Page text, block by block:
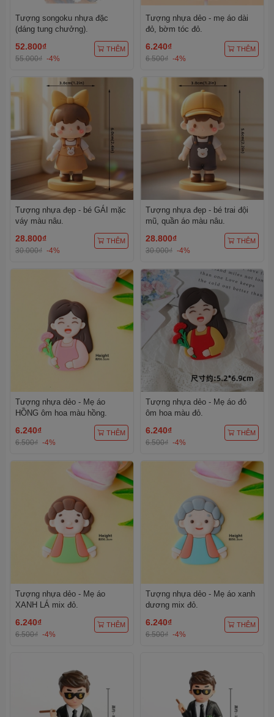
Tượng songoku nhựa đặc
(dáng tung chưởng).
52.800₫
55.000₫ -4%
THÊM
Tượng nhựa dẻo - mẹ áo dài
đỏ, bờm tóc đỏ.
6.240₫
6.500₫ -4%
THÊM
Tượng nhựa đẹp - bé GÁI mặc
váy màu nâu.
28.800₫
30.000₫ -4%
THÊM
Tượng nhựa đẹp - bé trai đội
mũ, quần áo màu nâu.
28.800₫
30.000₫ -4%
THÊM
Tượng nhựa dẻo - Mẹ áo
HỒNG ôm hoa màu hồng.
6.240₫
6.500₫ -4%
THÊM
Tượng nhựa dẻo - Mẹ áo đỏ
ôm hoa màu đỏ.
6.240₫
6.500₫ -4%
THÊM
Tượng nhựa dẻo - Mẹ áo
XANH LÁ mix đỏ.
6.240₫
6.500₫ -4%
THÊM
Tượng nhựa dẻo - Mẹ áo xanh
dương mix đỏ.
6.240₫
6.500₫ -4%
THÊM